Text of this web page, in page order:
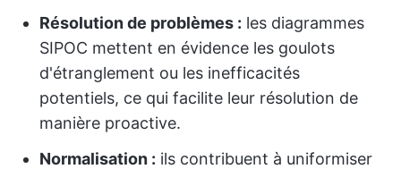
Résolution de problèmes : les diagrammes
SIPOC mettent en évidence les goulots
d'étranglement ou les inefficacités
potentiels, ce qui facilite leur résolution de
manière proactive.
Normalisation : ils contribuent à uniformiser